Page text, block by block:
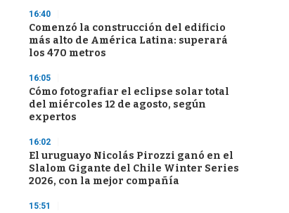
16:40
Comenzó la construcción del edificio
más alto de América Latina: superará
los 470 metros
16:05
Cómo fotografiar el eclipse solar total
del miércoles 12 de agosto, según
expertos
16:02
El uruguayo Nicolás Pirozzi ganó en el
Slalom Gigante del Chile Winter Series
2026, con la mejor compañía
15:51